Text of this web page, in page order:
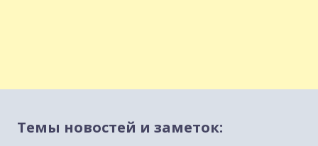
Темы новостей и заметок: